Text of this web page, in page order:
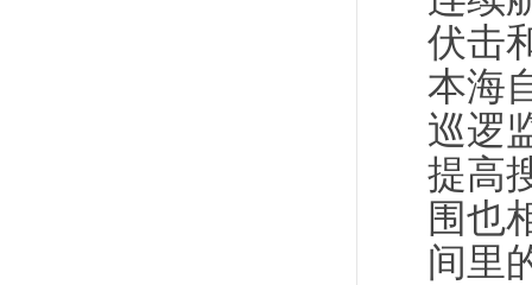
伏击
本海
巡逻
提高
围也
间里